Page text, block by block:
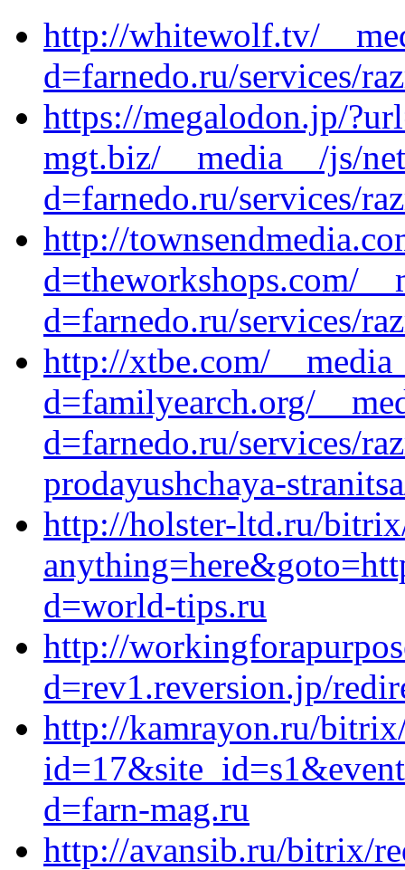
http://whitewolf.tv/
d=farnedo.ru/services/
https://megalodon.jp/
mgt.biz/__media__/js/
d=farnedo.ru/services/
http://
d=theworkshops.com/
d=farnedo.ru/services/
http://xtbe.com/
d=familyearch.org/
d=farnedo.ru/services/
prodayushchaya-
http://holster-ltd.ru/
d=world-tips.ru
http://
d=rev1.reversion.jp/
http://kamrayon.ru/
d=farn-mag.ru
http://avansib.ru/bitrix/